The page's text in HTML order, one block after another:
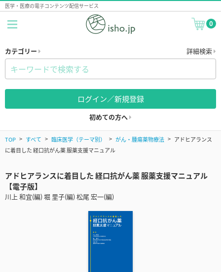
医学・医療の電子コンテンツ配信サービス
0
カテゴリー 詳細検索
ログイン／新規登録
初めての方へ
TOP すべて 臨床医学（テーマ別） がん・腫瘍薬物療法
アドヒアランス
に着目した 経口抗がん薬 服薬支援マニュアル
アドヒアランスに着目した 経口抗がん薬 服薬支援マニュアル
【電子版】
川上 和宜(編) 堀 里子(編) 松尾 宏一(編)